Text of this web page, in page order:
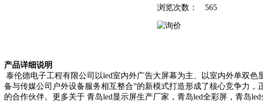
浏览次数： 565
产品详细说明
泰伦德电子工程有限公司以led室内外广告大屏幕为主、以室内外单双
备与传媒公司户外设备服务相互整合”的新模式打造形成了核心竞争力
的合作伙伴。更多关于 青岛led显示屏生产厂家，青岛led全彩屏，青岛